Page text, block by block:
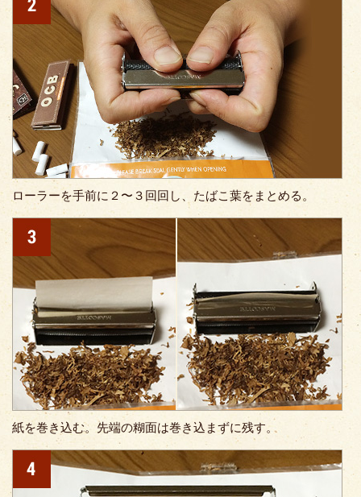
ローラーを手前に２〜３回回し、たばこ葉をまとめる。
紙を巻き込む。先端の糊面は巻き込まずに残す。